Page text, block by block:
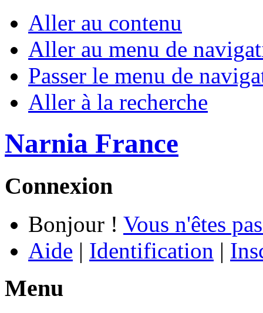
Aller au contenu
Aller au menu de
Passer le menu de
Aller à la recherche
Narnia France
Connexion
Bonjour ! Vous n'êtes
Aide | Identification |
Menu